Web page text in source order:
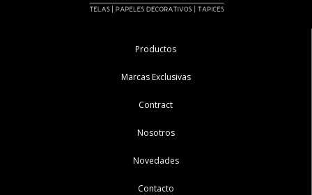
Productos
Marcas Exclusivas
Contract
Nosotros
Novedades
Contacto